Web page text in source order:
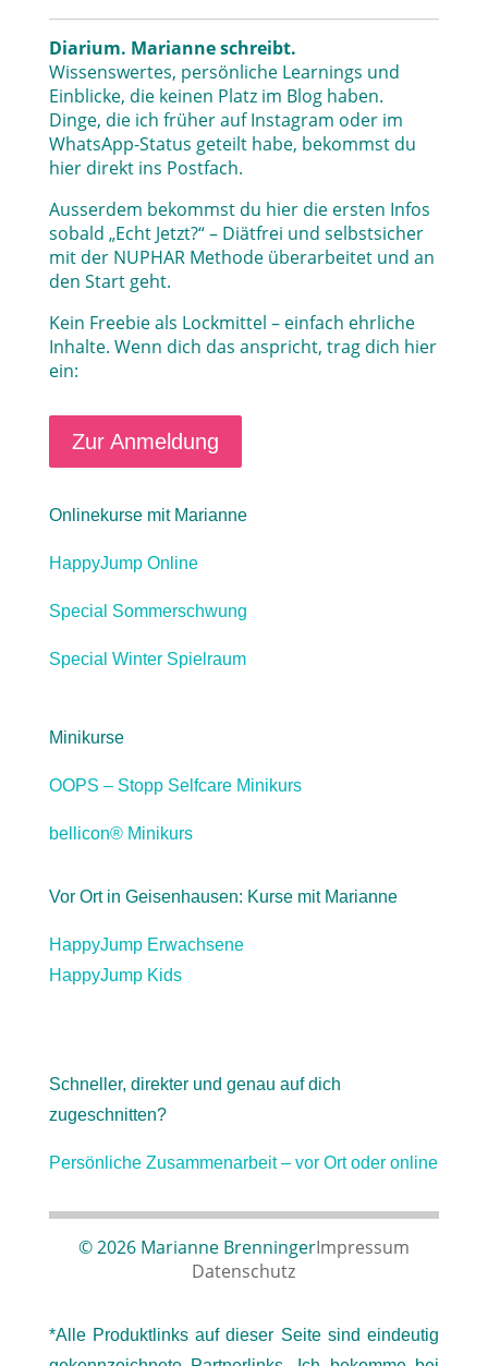
Diarium. Marianne schreibt.
Wissenswertes, persönliche Learnings und
Einblicke, die keinen Platz im Blog haben.
Dinge, die ich früher auf Instagram oder im
WhatsApp-Status geteilt habe, bekommst du
hier direkt ins Postfach.
Ausserdem bekommst du hier die ersten Infos
sobald „Echt Jetzt?“ – Diätfrei und selbstsicher
mit der NUPHAR Methode überarbeitet und an
den Start geht.
Kein Freebie als Lockmittel – einfach ehrliche
Inhalte. Wenn dich das anspricht, trag dich hier
ein:
Zur Anmeldung
Onlinekurse mit Marianne
HappyJump Online
Special Sommerschwung
Special Winter Spielraum
Minikurse
OOPS – Stopp Selfcare Minikurs
bellicon® Minikurs
Vor Ort in Geisenhausen: Kurse mit Marianne
HappyJump Erwachsene
HappyJump Kids
Schneller, direkter und genau auf dich
zugeschnitten?
Persönliche Zusammenarbeit – vor Ort oder online
© 2026 Marianne BrenningerImpressum
Datenschutz
*Alle Produktlinks auf dieser Seite sind eindeutig